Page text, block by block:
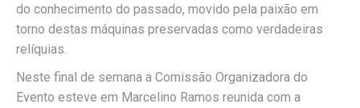
do conhecimento do passado, movido pela paixão em
torno destas máquinas preservadas como verdadeiras
relíquias.
Neste final de semana a Comissão Organizadora do
Evento esteve em Marcelino Ramos reunida com a